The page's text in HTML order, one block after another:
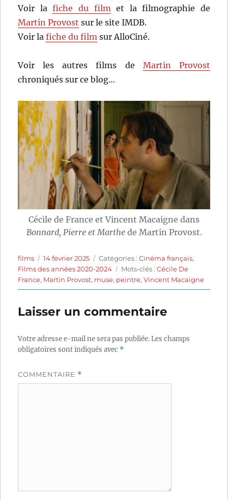
Voir lafiche du filmet la filmographie de
Martin Provost sur le site IMDB.
Voir lafiche du film sur AlloCiné.
Voir les autres films de Martin Provost
chroniqués sur ce blog…
Cécile de France et Vincent Macaigne dans
Bonnard, Pierre et Marthede Martin Provost.
Auteur
films
Publié
le
14 février 2025 Catégories
Catégories :Cinéma français,
Films des années 2020-2024
Étiquettes
Mots-clés :Cécile De
France, Martin Provost, muse, peintre,Vincent Macaigne
Laisser un commentaire
Votre adresse e-mail ne sera pas publiée.Les champs
obligatoires sont indiqués avec *
COMMENTAIRE *